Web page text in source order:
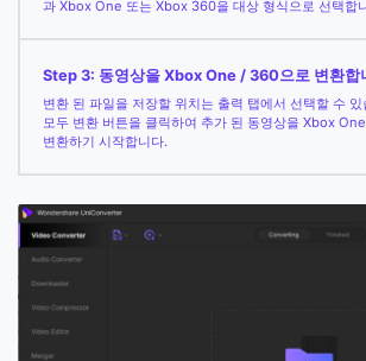
과 Xbox One 또는 Xbox 360을 대상 형식으로 선택합
Step 3: 동영상을 Xbox One / 360으로 변환합
변환 된 파일을 저장할 위치는 출력 탭에서 선택할 수
모두 변환 버튼을 클릭하여 추가 된 동영상을 Xbox
변환하기 시작합니다.